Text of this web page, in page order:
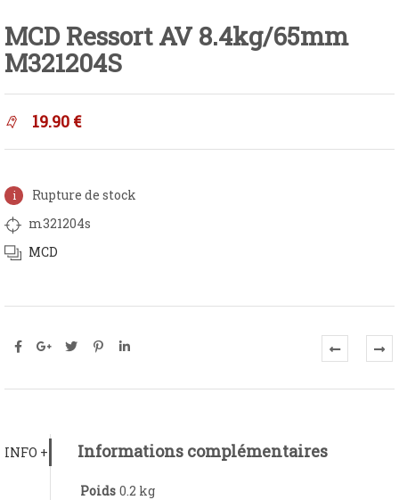
MCD Ressort AV 8.4kg/65mm
M321204S
19.90 €
Rupture de stock
m321204s
MCD
INFO + Informations complémentaires
Poids 0.2 kg